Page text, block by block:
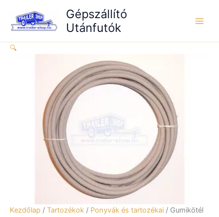
content
Gépszállító
Utánfutók
🔍
Kezdőlap / Tartozékok / Ponyvák és tartozékai / Gumikötél
Ft/fm
I0004